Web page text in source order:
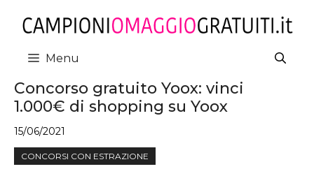
contenuto
Menu
Concorso gratuito Yoox: vinci
1.000€ di shopping su Yoox
15/06/2021
CONCORSI CON ESTRAZIONE